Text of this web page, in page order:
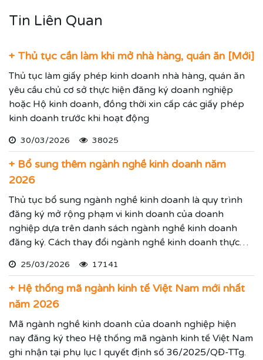
Tin Liên Quan
+ Thủ tục cần làm khi mở nhà hàng, quán ăn [Mới]
Thủ tục làm giấy phép kinh doanh nhà hàng, quán ăn
yêu cầu chủ cơ sở thực hiện đăng ký doanh nghiệp
hoặc Hộ kinh doanh, đồng thời xin cấp các giấy phép
kinh doanh trước khi hoạt động
30/03/2026 38025
+ Bổ sung thêm ngành nghề kinh doanh năm
2026
Thủ tục bổ sung ngành nghề kinh doanh là quy trình
đăng ký mở rộng phạm vi kinh doanh của doanh
nghiệp dựa trên danh sách ngành nghề kinh doanh
đăng ký. Cách thay đổi ngành nghề kinh doanh thực
25/03/2026 17141
+ Hệ thống mã ngành kinh tế Việt Nam mới nhất
năm 2026
Mã ngành nghề kinh doanh của doanh nghiệp hiện
nay đăng ký theo Hệ thống mã ngành kinh tế Việt Nam
ghi nhận tại phụ lục I quyết định số 36/2025/QĐ-TTg.